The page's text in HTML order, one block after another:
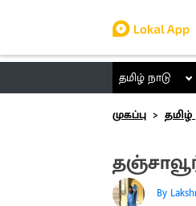
தமிழ் நாடு
முகப்பு
தமிழ்
By